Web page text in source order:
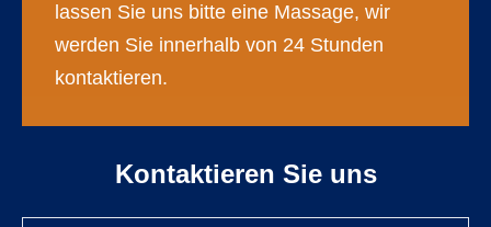
lassen Sie uns bitte eine Massage, wir
werden Sie innerhalb von 24 Stunden
kontaktieren.
Kontaktieren Sie uns